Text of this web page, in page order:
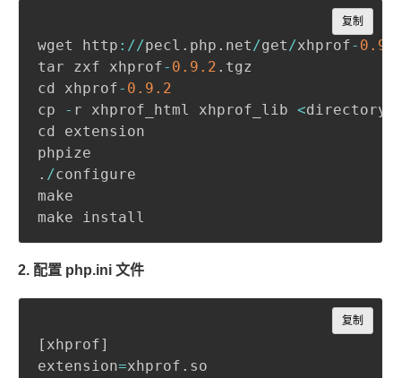
wget http : //pecl . php . net/get/xhprof- 0.9
tar zxf xhprof- 0.9 .2 . tgz
cd xhprof- 0.9 .2
cp
- r xhprof_html xhprof_lib <
cd extension
. /configure
make
复制
Copy
2. 配置 php.ini 文件
[ xhprof]
extension=xhprof .
复制
Copy